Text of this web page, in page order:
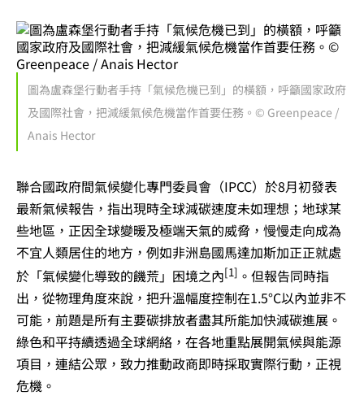
圖為盧森堡行動者手持「氣候危機已到」的橫額，呼籲國家政府
及國際社會，把減緩氣候危機當作首要任務。© Greenpeace /
Anais Hector
聯合國政府間氣候變化專門委員會（IPCC）於8月初發表
最新氣候報告，指出現時全球減碳速度未如理想；地球某
些地區，正因全球變暖及極端天氣的威脅，慢慢走向成為
不宜人類居住的地方，例如非洲島國馬達加斯加正正就處
於「氣候變化導致的饑荒」困境之內[1] 。但報告同時指
出，從物理角度來說，把升溫幅度控制在1.5°C以內並非不
可能，前題是所有主要碳排放者盡其所能加快減碳進展。
綠色和平持續透過全球網絡，在各地重點展開氣候與能源
項目，連結公眾，致力推動政商即時採取實際行動，正視
危機。